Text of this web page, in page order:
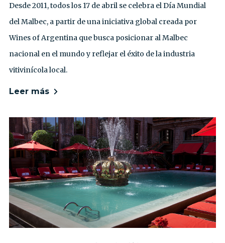
Desde 2011, todos los 17 de abril se celebra el Día Mundial
del Malbec, a partir de una iniciativa global creada por
Wines of Argentina que busca posicionar al Malbec
nacional en el mundo y reflejar el éxito de la industria
vitivinícola local.
Leer más